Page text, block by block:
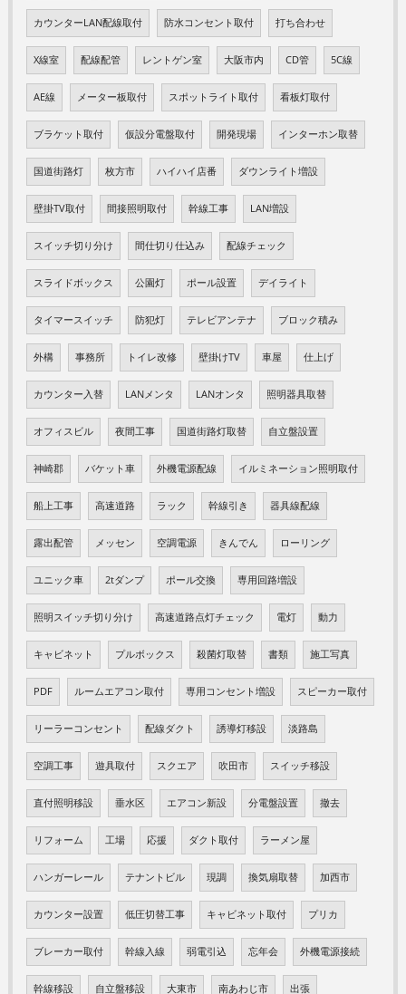
カウンターLAN配線取付 防水コンセント取付 打ち合わせ
X線室 配線配管 レントゲン室 大阪市内 CD管 5C線
AE線 メーター板取付 スポットライト取付 看板灯取付
ブラケット取付 仮設分電盤取付 開発現場 インターホン取替
国道街路灯 枚方市 ハイハイ店番 ダウンライト増設
壁掛TV取付 間接照明取付 幹線工事 LAN増設
スイッチ切り分け 間仕切り仕込み 配線チェック
スライドボックス 公園灯 ポール設置 デイライト
タイマースイッチ 防犯灯 テレビアンテナ ブロック積み
外構 事務所 トイレ改修 壁掛けTV 車屋 仕上げ
カウンター入替 LANメンタ LANオンタ 照明器具取替
オフィスビル 夜間工事 国道街路灯取替 自立盤設置
神崎郡 バケット車 外機電源配線 イルミネーション照明取付
船上工事 高速道路 ラック 幹線引き 器具線配線
露出配管 メッセン 空調電源 きんでん ローリング
ユニック車 2tダンプ ポール交換 専用回路増設
照明スイッチ切り分け 高速道路点灯チェック 電灯 動力
キャビネット プルボックス 殺菌灯取替 書類 施工写真
PDF ルームエアコン取付 専用コンセント増設 スピーカー取付
リーラーコンセント 配線ダクト 誘導灯移設 淡路島
空調工事 遊具取付 スクエア 吹田市 スイッチ移設
直付照明移設 垂水区 エアコン新設 分電盤設置 撤去
リフォーム 工場 応援 ダクト取付 ラーメン屋
ハンガーレール テナントビル 現調 換気扇取替 加西市
カウンター設置 低圧切替工事 キャビネット取付 プリカ
ブレーカー取付 幹線入線 弱電引込 忘年会 外機電源接続
幹線移設 自立盤移設 大東市 南あわじ市 出張